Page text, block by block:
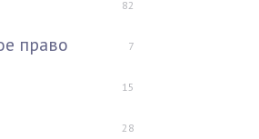
82
право 7
15
28